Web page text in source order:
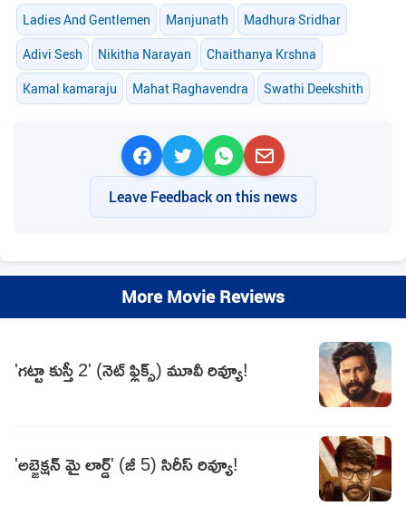
Ladies And Gentlemen Manjunath Madhura Sridhar
Adivi Sesh Nikitha Narayan Chaithanya Krshna
Kamal kamaraju Mahat Raghavendra Swathi Deekshith
Leave Feedback on this news
More Movie Reviews
'గట్టా కుస్తీ 2' (నెట్ ఫ్లిక్స్) మూవీ రివ్యూ!
'అబ్జెక్షన్ మై లార్డ్' (జీ 5) సిరీస్ రివ్యూ!